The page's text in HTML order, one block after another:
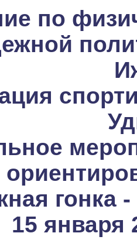
по
гонка -
15 января